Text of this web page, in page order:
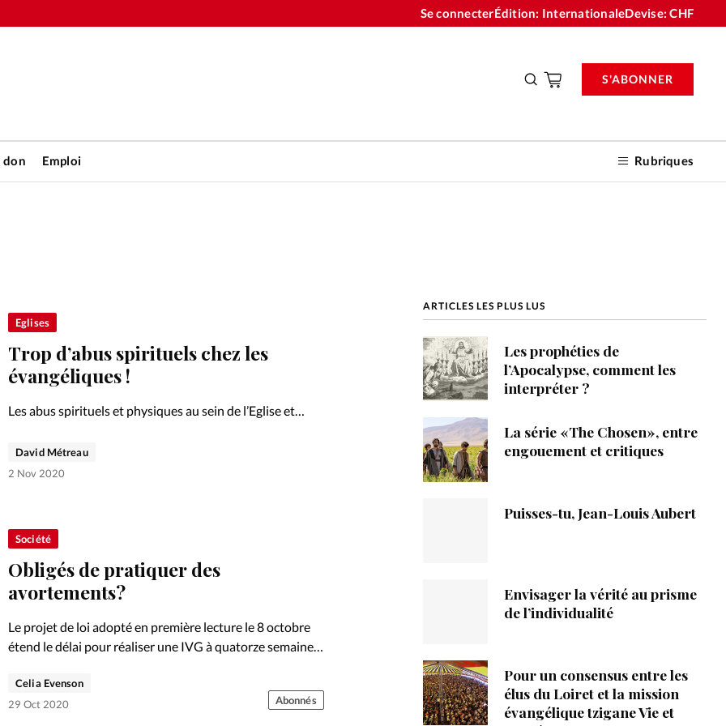
Se connecterÉdition: InternationaleDevise:CHF
don Emploi Rubriques
S'ABONNER
Foi
Opinions
À propos
Emploi
Eglises
Trop d’abus spirituels chez les
évangéliques !
Les abus spirituels et physiques au sein de l’Eglise et
sont malgré eux propulsés sur le devant de la scène. Ils
mettent en lumière un système de…
David Métreau
2 Nov 2020
Société
Obligés de pratiquer des
avortements?
Le projet de loi adopté en première lecture le 8 octobre
étend le délai pour réaliser une IVG à quatorze semaines
heurte les consciences. Le…
Celia Evenson
29 Oct 2020
Abonnés
ARTICLES LES PLUS LUS
Les prophéties de
l’Apocalypse, comment les
interpréter ?
La série «The Chosen», entre
engouement et critiques
Puisses-tu, Jean-Louis Aubert
Envisager la vérité au prisme
de l’individualité
Pour un consensus entre les
élus du Loiret et la mission
évangélique tzigane Vie et